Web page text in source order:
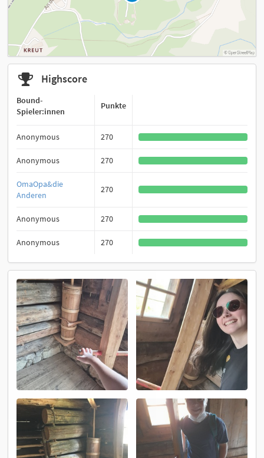
Highscore
Bound-
Spieler:innen
Punkte
Anonymous 270
Anonymous 270
OmaOpa&die
Anderen
270
Anonymous 270
Anonymous 270